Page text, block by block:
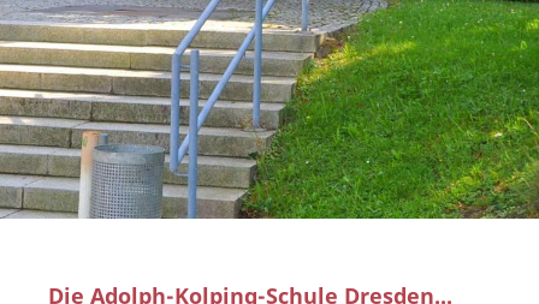
Die Adolph-Kolping-Schule Dresden...